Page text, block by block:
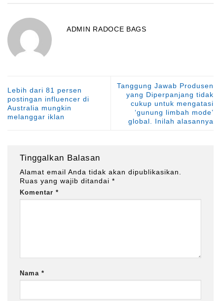
ADMIN RADOCE BAGS
Lebih dari 81 persen
postingan influencer di
Australia mungkin
melanggar iklan
Tanggung Jawab Produsen
yang Diperpanjang tidak
cukup untuk mengatasi
‘gunung limbah mode’
global. Inilah alasannya
Tinggalkan Balasan
Alamat email Anda tidak akan dipublikasikan.
Ruas yang wajib ditandai *
Komentar *
Nama *